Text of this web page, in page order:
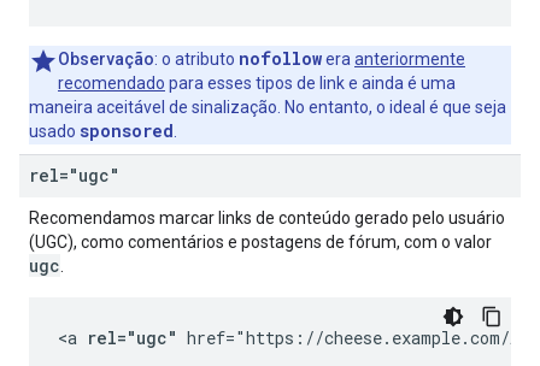
Observação: o atributo nofollowera anteriormente
recomendado para esses tipos de link e ainda é uma
maneira aceitável de sinalização. No entanto, o ideal é que seja
usado sponsored
rel="ugc"
Recomendamos marcar links de conteúdo gerado pelo usuário
(UGC), como comentários e postagens de fórum, com o valor
ugc
<a rel="ugc" href="https://cheese.example.com/